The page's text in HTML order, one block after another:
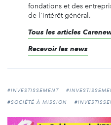
fondations et des
de l'intérêt général.
Tous les articles
Recevoir les news
#INVESTISSEMENT
#SOCIÉTÉ À MISSION